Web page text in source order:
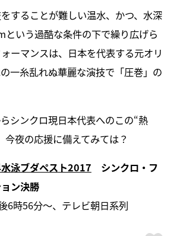
することが難しい温水、かつ、水深
という過酷な条件の下で繰り広げら
ーマンスは、日本を代表する元オリ
一糸乱れぬ華麗な演技で「圧巻」の
シンクロ現日本代表へのこの“熱
今夜の応援に備えてみては？
泳ブダペスト2017 シンクロ・フ
ン決勝
6時56分～、テレビ朝日系列